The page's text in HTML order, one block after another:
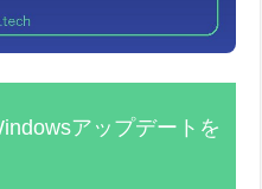
アップデートを